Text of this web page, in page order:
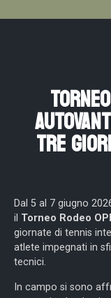
Tre
Dal 5 al 7 giugno
il Torneo Rodeo
giornate di tennis
atlete impegnati in
tecnici.
In campo si sono